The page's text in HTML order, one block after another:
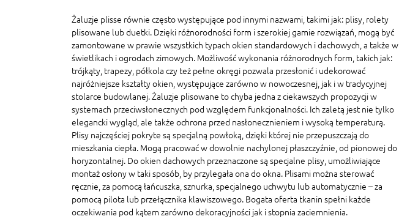
Żaluzje plisse równie często występujące pod innymi nazwami, takimi jak: plisy, rolety
plisowane lub duetki. Dzięki różnorodności form i szerokiej gamie rozwiązań, mogą być
zamontowane w prawie wszystkich typach okien standardowych i dachowych, a także w
świetlikach i ogrodach zimowych. Możliwość wykonania różnorodnych form, takich jak:
trójkąty, trapezy, półkola czy też pełne okręgi pozwala przesłonić i udekorować
najróżniejsze kształty okien, występujące zarówno w nowoczesnej, jak i w tradycyjnej
stolarce budowlanej. Żaluzje plisowane to chyba jedna z ciekawszych propozycji w
systemach przeciwsłonecznych pod względem funkcjonalności. Ich zaletą jest nie tylko
elegancki wygląd, ale także ochrona przed nasłonecznieniem i wysoką temperaturą.
Plisy najczęściej pokryte są specjalną powłoką, dzięki której nie przepuszczają do
mieszkania ciepła. Mogą pracować w dowolnie nachylonej płaszczyźnie, od pionowej do
horyzontalnej. Do okien dachowych przeznaczone są specjalne plisy, umożliwiające
montaż osłony w taki sposób, by przylegała ona do okna. Plisami można sterować
ręcznie, za pomocą łańcuszka, sznurka, specjalnego uchwytu lub automatycznie – za
pomocą pilota lub przełącznika klawiszowego. Bogata oferta tkanin spełni każde
oczekiwania pod kątem zarówno dekoracyjności jak i stopnia zaciemnienia.